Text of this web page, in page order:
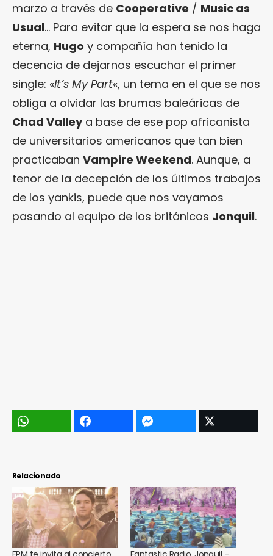
marzo a través de Cooperative / Music as
Usual… Para evitar que la espera se nos haga
eterna, Hugo y compañía han tenido la
decencia de dejarnos escuchar el primer
single: «It’s My Part«, un tema en el que se nos
obliga a olvidar las brumas baleáricas de
Chad Valleya base de ese pop africanista
de universitarios americanos que tan bien
practicaban Vampire Weekend. Aunque, a
tenor de la decepción de los últimos trabajos
de los yankis, puede que nos vayamos
pasando al equipo de los británicos Jonquil.
Relacionado